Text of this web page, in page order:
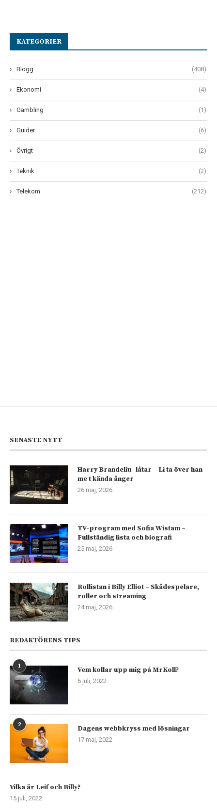
KATEGORIER
Blogg (408)
Ekonomi (4)
Gambling (1)
Guider (6)
Övrigt (2)
Teknik (2)
Telekom (212)
SENASTE NYTT
Harry Brandeliu -låtar – Li ta över han
me t kända ånger
26 maj, 2026
TV-program med Sofia Wistam –
Fullständig lista och biografi
25 maj, 2026
Rollistan i Billy Elliot – Skådespelare,
roller och streaming
24 maj, 2026
REDAKTÖRENS TIPS
1 Vem kollar upp mig på MrKoll?
6 juli, 2022
2 Dagens webbkryss med lösningar
17 maj, 2022
Vilka är Leif och Billy?
15 juli, 2022